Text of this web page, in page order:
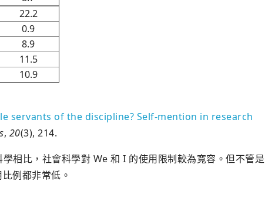
22.2
0.9
8.9
11.5
10.9
servants of the discipline? Self-mention in research
, 20(3), 214.
相比，社會科學對 We 和 I 的使用限制較為寬容。但不管是
例都非常低。